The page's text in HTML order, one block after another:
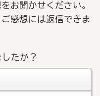
お聞かせください。
感想には返信できま
たか？